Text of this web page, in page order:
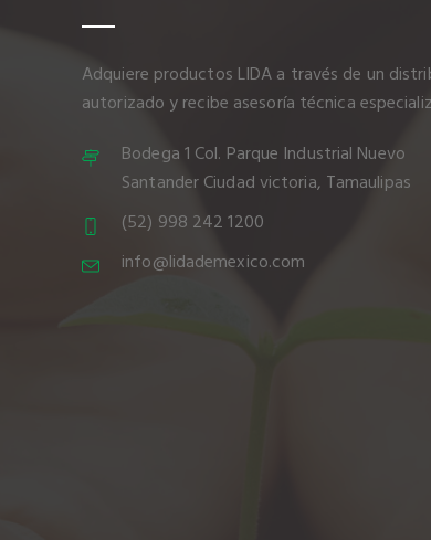
Adquiere productos LIDA a través de un
autorizado y recibe asesoría técnica
Bodega 1 Col. Parque Industrial Nuevo
Santander Ciudad victoria, Tamaulipas
(52) 998 242 1200
info@lidademexico.com